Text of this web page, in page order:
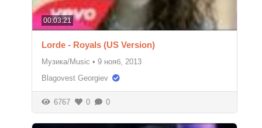
00:03:21
Lorde - Royals (US Version)
Музика/Music • 9 нояб, 2013
Blagovest Georgiev
6767 0 0